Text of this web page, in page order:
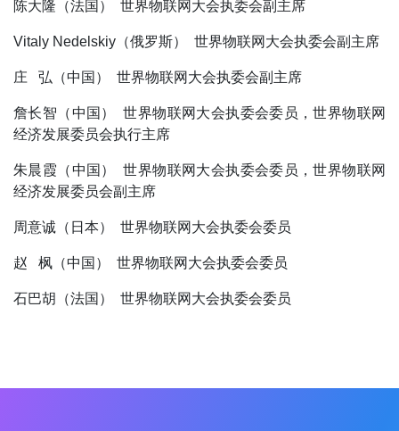
陈大隆（法国） 世界物联网大会执委会副主席
Vitaly Nedelskiy（俄罗斯） 世界物联网大会执委会副主席
庄 弘（中国） 世界物联网大会执委会副主席
詹长智（中国） 世界物联网大会执委会委员，世界物联网
经济发展委员会执行主席
朱晨霞（中国） 世界物联网大会执委会委员，世界物联网
经济发展委员会副主席
周意诚（日本） 世界物联网大会执委会委员
赵 枫（中国） 世界物联网大会执委会委员
石巴胡（法国） 世界物联网大会执委会委员